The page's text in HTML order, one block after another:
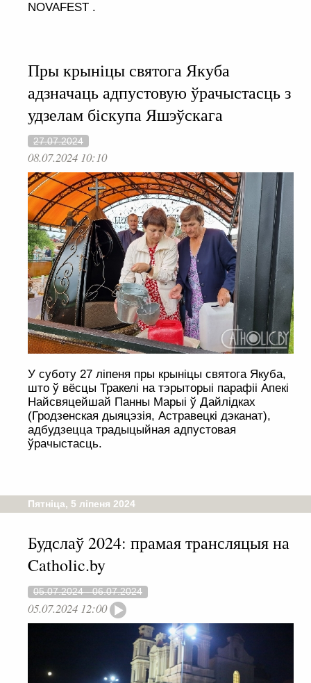
NOVAFEST .
Пры крыніцы святога Якуба
адзначаць адпустовую ўрачыстасць з
удзелам біскупа Яшэўскага
27.07.2024
08.07.2024 10:10
У суботу 27 ліпеня пры крыніцы святога Якуба,
што ў вёсцы Тракелі на тэрыторыі парафіі Апекі
Найсвяцейшай Панны Марыі ў Дайлідках
(Гродзенская дыяцэзія, Астравецкі дэканат),
адбудзецца традыцыйная адпустовая
ўрачыстасць.
Пятніца, 5 ліпеня 2024
Будслаў 2024: прамая трансляцыя на
Catholic.by
05.07.2024 - 06.07.2024
05.07.2024 12:00